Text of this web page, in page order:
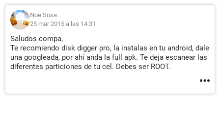
Noe Sosa
25 mar 2015 a las 14:31
Saludos compa,
Te recomiendo disk digger pro, la instalas en tu android, dale
una googleada, por ahí anda la full apk. Te deja escanear las
diferentes particiones de tu cel. Debes ser ROOT.